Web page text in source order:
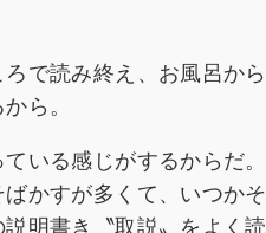
で読み終え、お風呂か
ら。
いる感じがするからだ
かすが多くて、いつか
明書き〝取説〟をよく